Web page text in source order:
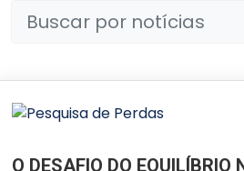
O DESAFIO DO EQUILÍBRIO